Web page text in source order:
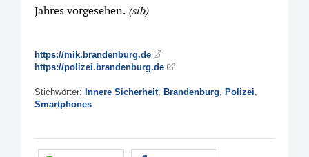
Jahres vorgesehen. (sib)
https://mik.brandenburg.de
https://polizei.brandenburg.de
Stichwörter: Innere Sicherheit, Brandenburg, Polizei,
Smartphones